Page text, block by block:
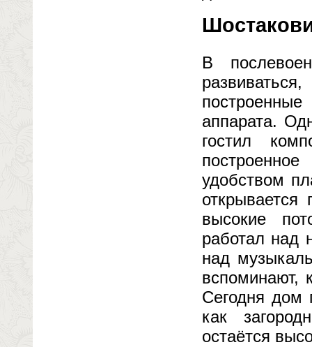
В
аппарата.
гостил
удобством
высокие
работал над
над
вспоминают,
Сегодня дом
как
остаётся